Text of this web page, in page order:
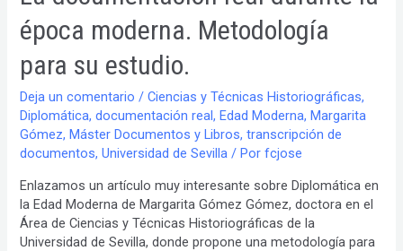
época moderna. Metodología
para su estudio.
Deja un comentario /Ciencias y Técnicas Historiográficas,
Diplomática,documentación real,Edad Moderna,Margarita
Gómez,Máster Documentos y Libros,transcripción de
documentos,Universidad de Sevilla / Porfcjose
Enlazamos un artículo muy interesante sobre Diplomática en
la Edad Moderna de Margarita Gómez Gómez, doctora en el
Área de Ciencias y Técnicas Historiográficas de la
Universidad de Sevilla, donde propone una metodología para